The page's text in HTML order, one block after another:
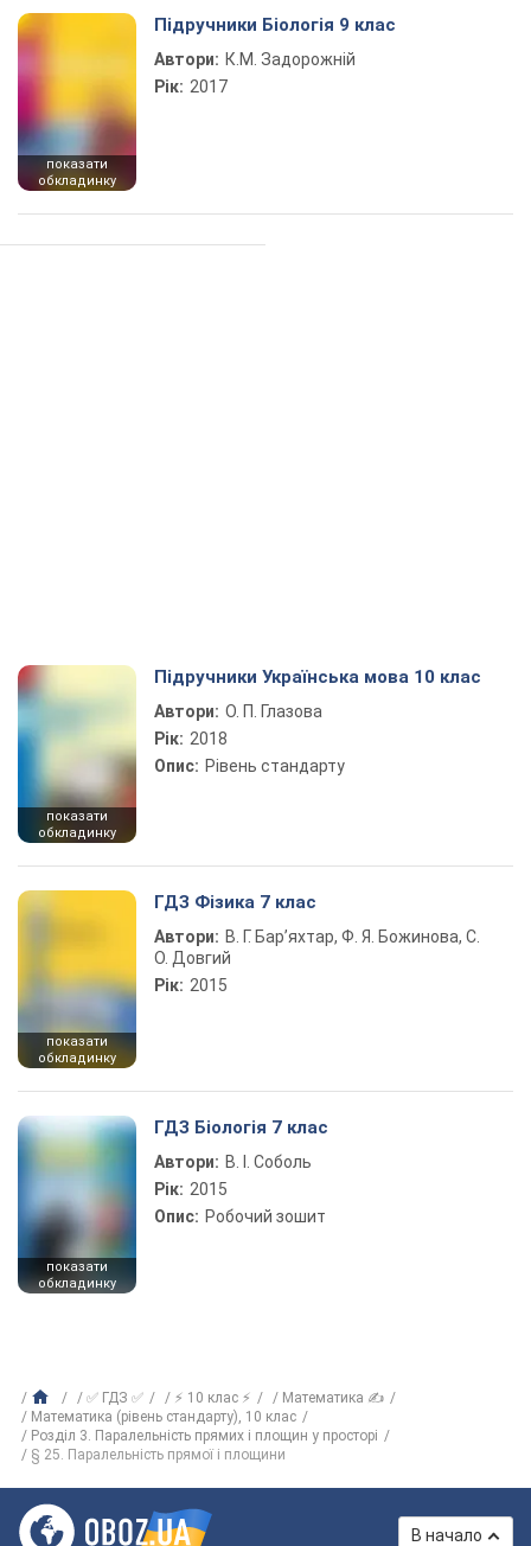
показати
обкладинку
Підручники Біологія 9 клас
Автори: К.М. Задорожній
Рік: 2017
показати
обкладинку
Підручники Українська мова 10 клас
Автори: О. П. Глазова
Рік: 2018
Опис: Рівень стандарту
показати
обкладинку
ГДЗ Фізика 7 клас
Автори: В. Г. Бар’яхтар, Ф. Я. Божинова, С.
О. Довгий
Рік: 2015
показати
обкладинку
ГДЗ Біологія 7 клас
Автори: В. І. Соболь
Рік: 2015
Опис: Робочий зошит
✅ ГДЗ ✅ ⚡ 10 клас ⚡
Математика ✍
Математика (рівень стандарту), 10 клас
Розділ 3. Паралельність прямих і площин у просторі
§ 25. Паралельність прямої і площини
В начало